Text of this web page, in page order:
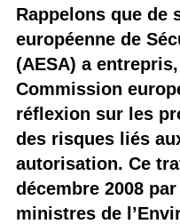
Rappelons que de
européenne de
(AESA) a
Commission
réflexion sur les
des risques liés
autorisation. Ce
décembre 2008
ministres de